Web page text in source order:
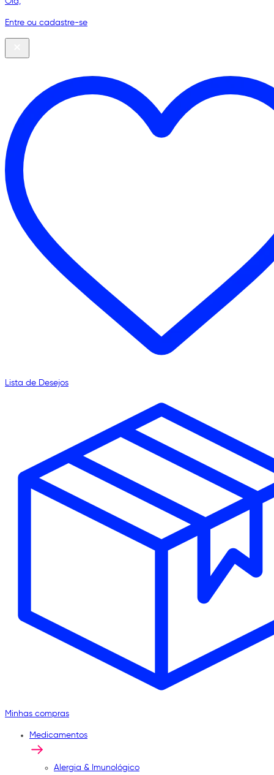
Entre ou cadastre-se
Lista de Desejos
Minhas compras
Medicamentos
Alergia & Imunológico